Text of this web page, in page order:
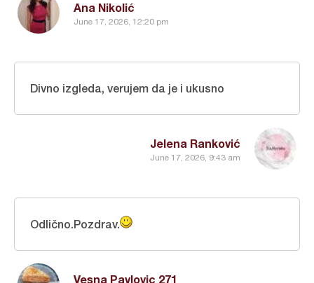
Ana Nikolić
June 17, 2026, 12:20 pm
Jelena Ranković
June 17, 2026, 9:43 am
Divno izgleda, verujem da je i ukusno
Vesna Pavlovic 271
Odlično.Pozdrav.